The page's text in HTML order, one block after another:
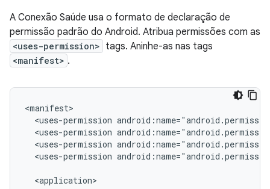
A Conexão Saúde usa o formato de declaração de
permissão padrão do Android. Atribua permissões com as
<uses-permission> tags. Aninhe-as nas tags
<manifest> .
<uses-permission
<uses-permission
<uses-permission
<uses-permission